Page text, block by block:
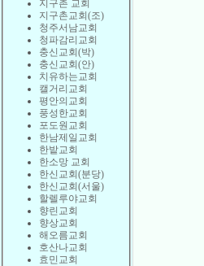
지구촌 교회
지구촌교회(조)
청주서남교회
청파감리교회
충신교회(박)
충신교회(안)
치유하는교회
캘거리교회
평안의교회
풍성한교회
포도원교회
한남제일교회
한밭교회
한소망 교회
한신교회(분당)
한신교회(서울)
할렐루야교회
향린교회
향상교회
해오름교회
호산나교회
효민교회